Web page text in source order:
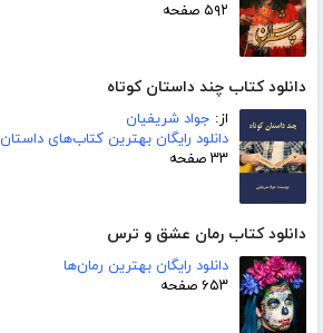
۵۹۲ صفحه
دانلود کتاب چند داستان کوتاه
از: جواد شریفیان
دانلود رایگان بهترین کتاب‌های داستان
۳۳ صفحه
دانلود کتاب رمان عشق و ترس
دانلود رایگان بهترین رمان‌ها
۶۵۳ صفحه